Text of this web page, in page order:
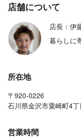
店舗について
店長：
暮らしに
所在地
〒920-0226
石川県金沢市粟崎町4
営業時間